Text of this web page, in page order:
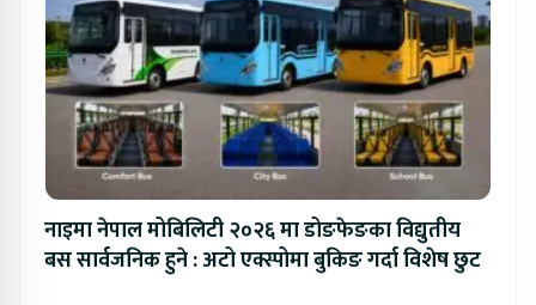
नाइमा नेपाल मोबिलिटी २०२६ मा डोङफेङका विद्युतीय
बस सार्वजनिक हुने : अटो एक्स्पोमा बुकिङ गर्दा विशेष छुट